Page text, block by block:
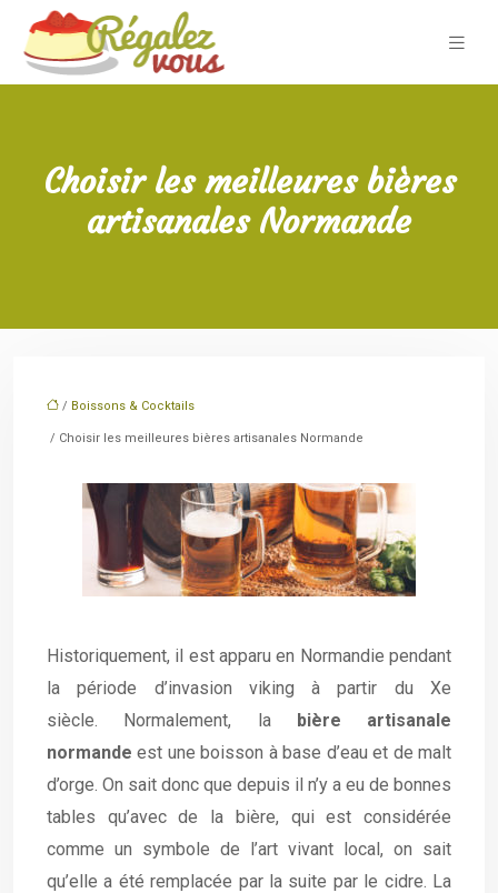
Choisir les meilleures bières
artisanales Normande
/ Boissons & Cocktails
/ Choisir les meilleures bières artisanales Normande
Historiquement, il est apparu en Normandie pendant
la période d’invasion viking à partir du Xe
siècle. Normalement, la bière artisanale
normande est une boisson à base d’eau et de malt
d’orge. On sait donc que depuis il n’y a eu de bonnes
tables qu’avec de la bière, qui est considérée
comme un symbole de l’art vivant local, on sait
qu’elle a été remplacée par la suite par le cidre. La